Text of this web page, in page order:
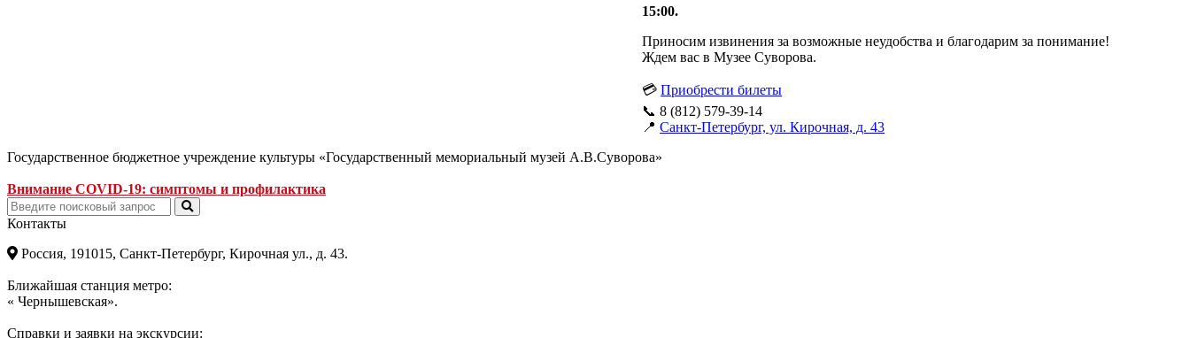
15:00.
Приносим извинения за возможные неудобства и благодарим за понимание!
Ждем вас в Музее Суворова.
💳Приобрести билеты
📞 8 (812) 579-39-14
📍Санкт-Петербург, ул. Кирочная, д. 43
Государственное бюджетное учреждение культуры «Государственный мемориальный музей А.В.Суворова»
Внимание COVID-19: симптомы и профилактика
Контакты
Россия, 191015, Санкт-Петербург, Кирочная ул., д. 43.
Ближайшая станция метро:
« Чернышевская».
Справки и заявки на экскурсии: